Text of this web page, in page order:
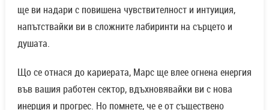
ще ви надари с повишена чувствителност и интуиция,
напътствайки ви в сложните лабиринти на сърцето и
душата.
Що се отнася до кариерата, Марс ще влее огнена енергия
във вашия работен сектор, вдъхновявайки ви с нова
инерция и прогрес. Но помнете, че е от съществено